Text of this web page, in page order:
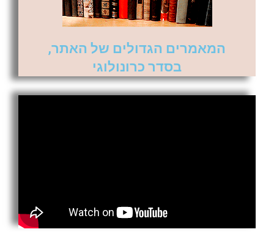
המאמרים הגדולים של האתר,
בסדר כרונולוגי